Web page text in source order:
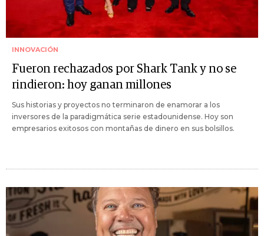
INNOVACIÓN
Fueron rechazados por Shark Tank y no se
rindieron: hoy ganan millones
Sus historias y proyectos no terminaron de enamorar a los
inversores de la paradigmática serie estadounidense. Hoy son
empresarios exitosos con montañas de dinero en sus bolsillos.